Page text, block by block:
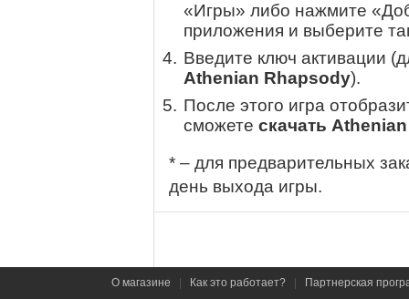
«Игры» либо нажмите
приложения и выберите
Введите ключ активации
Athenian Rhapsody).
После этого игра
сможете скачать
* – для предварительных
день выхода игры.
О магазине Как это работает? Партнерская